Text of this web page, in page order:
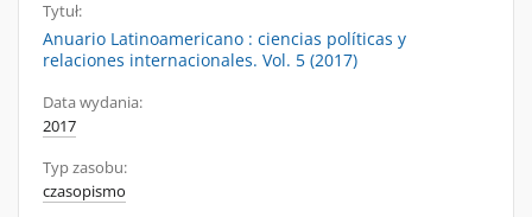
Tytuł:
Anuario Latinoamericano : ciencias políticas y
relaciones internacionales. Vol. 5 (2017)
Data wydania:
2017
Typ zasobu:
czasopismo